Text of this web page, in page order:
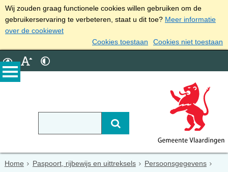
Wij zouden graag functionele cookies willen gebruiken om de
gebruikerservaring te verbeteren, staat u dit toe? Meer informatie
over de cookiewet
Cookies toestaan
Cookies niet toestaan
Home Paspoort, rijbewijs en uittreksels
Persoonsgegevens